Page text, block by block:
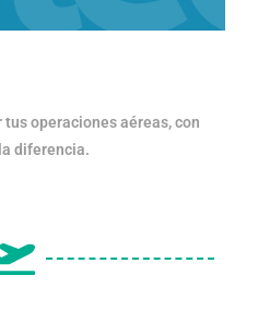
operaciones aéreas, con
diferencia.